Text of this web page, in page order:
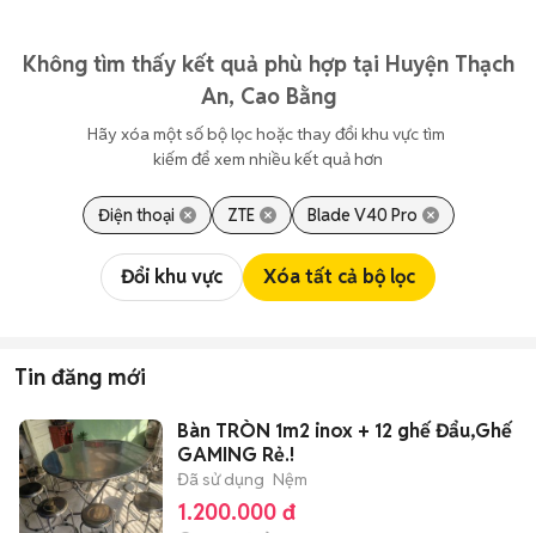
Không tìm thấy kết quả phù hợp tại Huyện Thạch
An, Cao Bằng
Hãy xóa một số bộ lọc hoặc thay đổi khu vực tìm
kiếm để xem nhiều kết quả hơn
Điện thoại ZTE Blade V40 Pro
Đổi khu vực Xóa tất cả bộ lọc
Tin đăng mới
Bàn TRÒN 1m2 inox + 12 ghế Đẩu,Ghế
GAMING Rẻ.!
Đã sử dụng Nệm
1.200.000 đ